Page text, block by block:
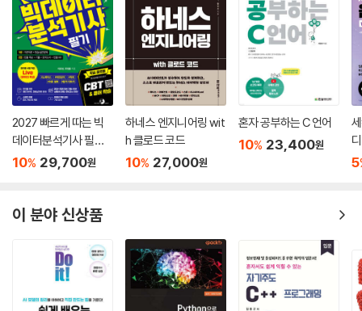
03 전통적인 설계 원리
1 추상화
2 캡슐화
3 모듈화
4 결합
5 응집
04 객체지향 설계 원리
1 단일 책임의 원리
2 개방 폐쇄의 원리
4 인터페이스 분리의 원리
5 의존 관계 역전의 원리
05 컴포넌트 구성 원리
1 제어 역전
2 패키지 설계 원리
연습문제
2027 빠르게 따는 빅
데이터분석기사 필기(1
권(이론)+2권(빈출 족
(PC/모바일) 제공, 시
10% 29,700원
하네스 엔지니어링 wit
h 클로드 코드
10% 27,000원
혼자 공부하는 C 언어
10% 23,400원
5
이 분야 신상품